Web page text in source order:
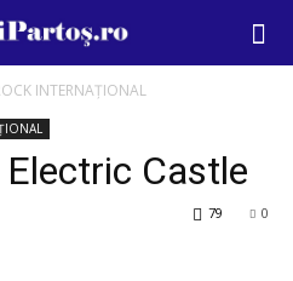
INTERNAȚIONAL
Castle
0
79